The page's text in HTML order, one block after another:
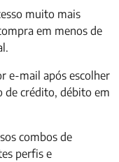
muito mais
em menos de
e-mail após escolher
de crédito, débito em
combos de
perfis e